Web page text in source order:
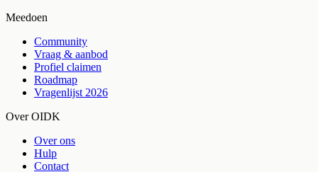
Meedoen
Community
Vraag & aanbod
Profiel claimen
Roadmap
Vragenlijst 2026
Over OIDK
Over ons
Hulp
Contact